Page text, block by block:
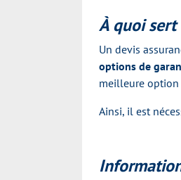
À quoi sert
Un devis
options de
meilleure
Ainsi, il est